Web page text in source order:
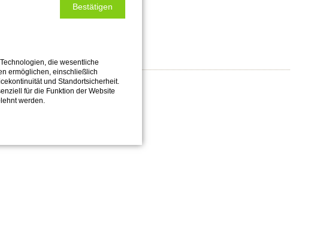
Bestätigen
die wesentliche
ermöglichen, einschließlich
und Standortsicherheit.
für die Funktion der Website
werden.